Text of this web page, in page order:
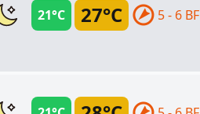
27°C
21°C 5 - 6 BF